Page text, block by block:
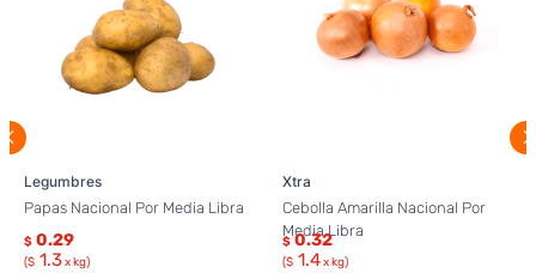
Legumbres
Papas Nacional Por Media Libra
$ 0.29
($ 1.3x kg)
Xtra
Cebolla Amarilla Nacional Por
Media Libra
$ 0.32
($ 1.4x kg)